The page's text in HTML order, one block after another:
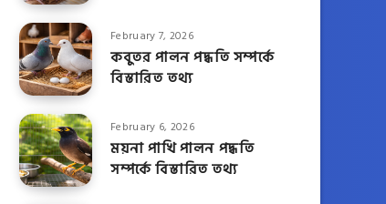
February 7, 2026
কবুতর পালন পদ্ধতি সম্পর্কে
বিস্তারিত তথ্য
February 6, 2026
ময়না পাখি পালন পদ্ধতি
সম্পর্কে বিস্তারিত তথ্য